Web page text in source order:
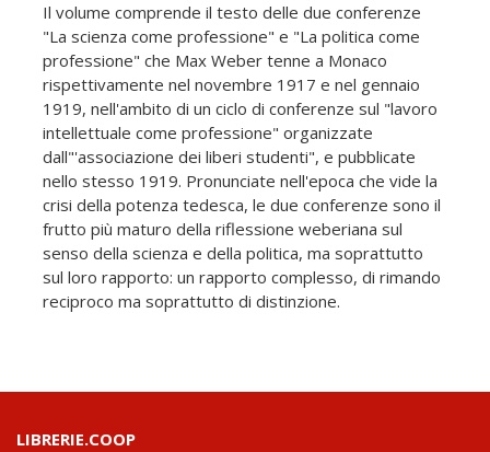
Il volume comprende il testo delle due conferenze
"La scienza come professione" e "La politica come
professione" che Max Weber tenne a Monaco
rispettivamente nel novembre 1917 e nel gennaio
1919, nell'ambito di un ciclo di conferenze sul "lavoro
intellettuale come professione" organizzate
dall"'associazione dei liberi studenti", e pubblicate
nello stesso 1919. Pronunciate nell'epoca che vide la
crisi della potenza tedesca, le due conferenze sono il
frutto più maturo della riflessione weberiana sul
senso della scienza e della politica, ma soprattutto
sul loro rapporto: un rapporto complesso, di rimando
reciproco ma soprattutto di distinzione.
LIBRERIE.COOP